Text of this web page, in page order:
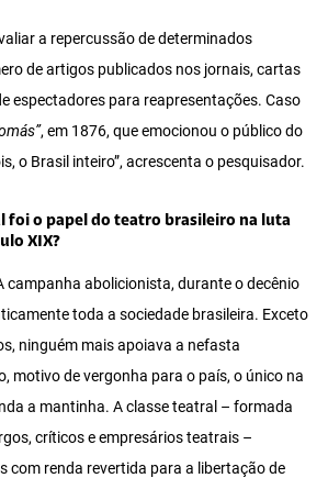
a repercussão de determinados
de artigos publicados nos jornais, cartas
espectadores para reapresentações. Caso
, em 1876, que emocionou o público do
o Brasil inteiro”, acrescenta o pesquisador.
foi o papel do teatro brasileiro na luta
XIX?
campanha abolicionista, durante o decênio
toda a sociedade brasileira. Exceto
ninguém mais apoiava a nefasta
motivo de vergonha para o país, o único na
a mantinha. A classe teatral – formada
críticos e empresários teatrais –
com renda revertida para a libertação de